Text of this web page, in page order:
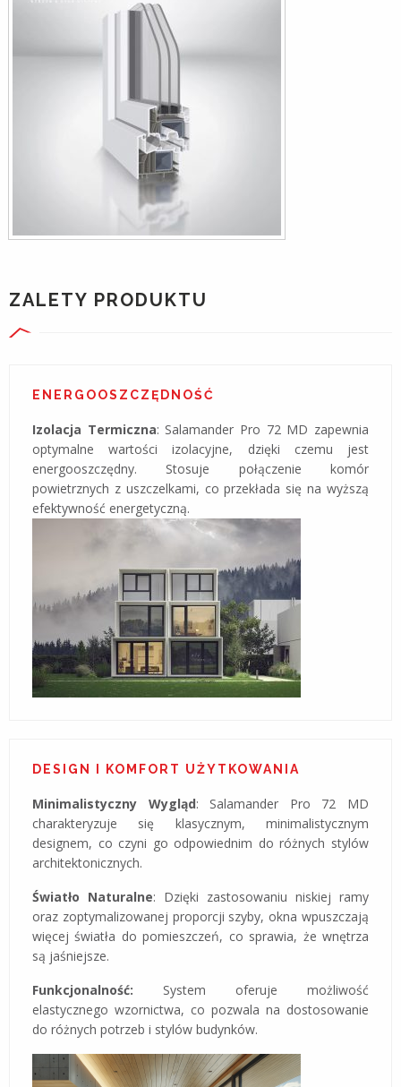
ZALETY PRODUKTU
ENERGOOSZCZĘDNOŚĆ
Izolacja Termiczna: Salamander Pro 72 MD zapewnia
optymalne wartości izolacyjne, dzięki czemu jest
energooszczędny. Stosuje połączenie komór
powietrznych z uszczelkami, co przekłada się na wyższą
efektywność energetyczną​​​​​​​​.
DESIGN I KOMFORT UŻYTKOWANIA
Minimalistyczny Wygląd: Salamander Pro 72 MD
charakteryzuje się klasycznym, minimalistycznym
designem, co czyni go odpowiednim do różnych stylów
architektonicznych​​​​​​.
Światło Naturalne: Dzięki zastosowaniu niskiej ramy
oraz zoptymalizowanej proporcji szyby, okna wpuszczają
więcej światła do pomieszczeń, co sprawia, że wnętrza
są jaśniejsze.
Funkcjonalność: System oferuje możliwość
elastycznego wzornictwa, co pozwala na dostosowanie
do różnych potrzeb i stylów budynków​​.